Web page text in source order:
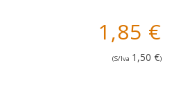
1,85 €
(S/Iva 1,50 €)